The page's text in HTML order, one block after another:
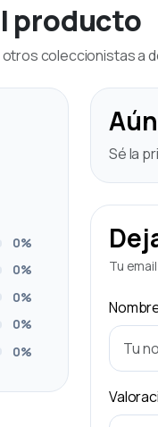
producto
coleccionistas a
0%
0%
0%
0%
0%
Sé la
Tu